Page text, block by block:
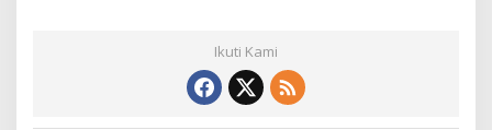
Ikuti Kami